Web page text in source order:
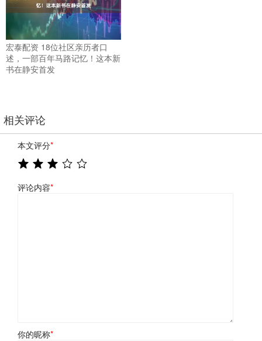
宏泰配资 18位社区亲历者口
述，一部百年马路记忆！这本新
书在静安首发
相关评论
本文评分*
评论内容*
你的昵称*